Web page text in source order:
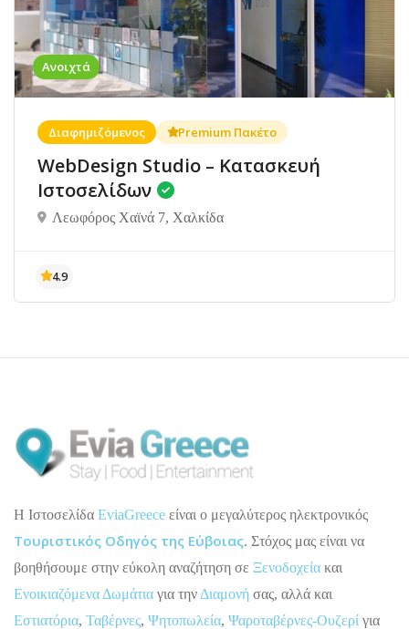
Ανοιχτά
Διαφημιζόμενος Premium Πακέτο
WebDesign Studio – Κατασκευή
Ιστοσελίδων
Λεωφόρος Χαϊνά 7, Χαλκίδα
H Ιστοσελίδα EviaGreece είναι ο μεγαλύτερος ηλεκτρονικός
Τουριστικός Οδηγός της Εύβοιας. Στόχος μας είναι να
βοηθήσουμε στην εύκολη αναζήτηση σε Ξενοδοχεία και
Ενοικιαζόμενα Δωμάτια για την Διαμονή σας, αλλά και
Εστιατόρια, Ταβέρνες, Ψητοπωλεία, Ψαροταβέρνες-Ουζερί για